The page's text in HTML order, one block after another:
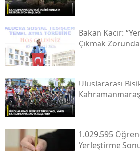
Bakan Kacır:
Çıkmak
Uluslararası
1.029.595
Yerleştirme